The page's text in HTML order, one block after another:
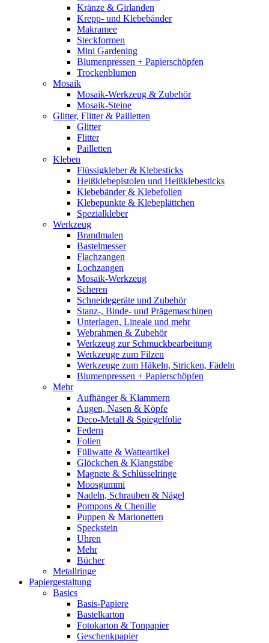
Kränze & Girlanden
Krepp- und Klebebänder
Makramee
Steckformen
Mini Gardening
Blumenpressen + Papierschöpfen
Trockenblumen
Mosaik
Mosaik-Werkzeug & Zubehör
Mosaik-Steine
Glitter, Flitter & Pailletten
Glitter
Flitter
Pailletten
Kleben
Flüssigkleber & Klebesticks
Heißklebepistolen und Heißklebesticks
Klebebänder & Klebefolien
Klebepunkte & Klebeplättchen
Spezialkleber
Werkzeug
Brandmalen
Bastelmesser
Flachzangen
Lochzangen
Mosaik-Werkzeug
Scheren
Schneidegeräte und Zubehör
Stanz-, Binde- und Prägemaschinen
Unterlagen, Lineale und mehr
Webrahmen & Zubehör
Werkzeug zur Schmuckbearbeitung
Werkzeuge zum Filzen
Werkzeuge zum Häkeln, Stricken, Fädeln
Blumenpressen + Papierschöpfen
Mehr
Aufhänger & Klammern
Augen, Nasen & Köpfe
Deco-Metall & Spiegelfolie
Federn
Folien
Füllwatte & Watteartikel
Glöckchen & Klangstäbe
Magnete & Schlüsselringe
Moosgummi
Nadeln, Schrauben & Nägel
Pompons & Chenille
Puppen & Marionetten
Speckstein
Uhren
Mehr
Bücher
Metallringe
Papiergestaltung
Basics
Basis-Papiere
Bastelkarton
Fotokarton & Tonpapier
Geschenkpapier